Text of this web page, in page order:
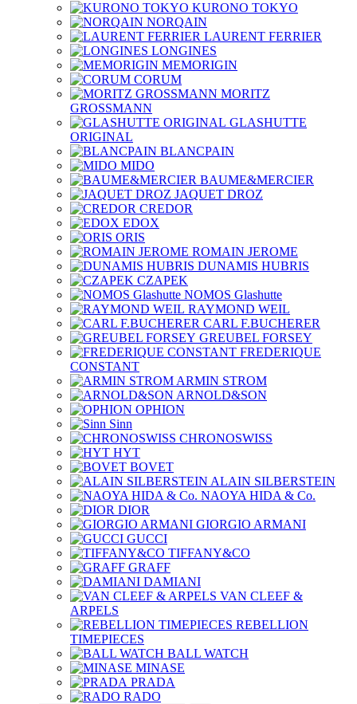
KURONO TOKYO
NORQAIN
LAURENT FERRIER
LONGINES
MEMORIGIN
CORUM
MORITZ
GROSSMANN
GLASHUTTE
ORIGINAL
BLANCPAIN
MIDO
BAUME&MERCIER
JAQUET DROZ
CREDOR
EDOX
ORIS
ROMAIN JEROME
DUNAMIS HUBRIS
CZAPEK
NOMOS Glashutte
RAYMOND WEIL
CARL F.BUCHERER
GREUBEL FORSEY
FREDERIQUE
CONSTANT
ARMIN STROM
ARNOLD&SON
OPHION
Sinn
CHRONOSWISS
HYT
BOVET
ALAIN SILBERSTEIN
NAOYA HIDA & Co.
DIOR
GIORGIO ARMANI
GUCCI
TIFFANY&CO
GRAFF
DAMIANI
VAN CLEEF &
ARPELS
REBELLION
TIMEPIECES
BALL WATCH
MINASE
PRADA
RADO